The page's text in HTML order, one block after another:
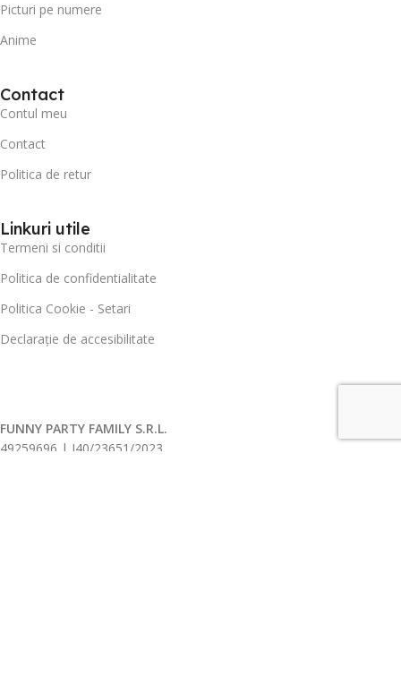
Picturi pe numere
Anime
Contact
Contul meu
Contact
Politica de retur
Linkuri utile
Termeni si conditii
Politica de confidentialitate
Politica Cookie - Setari
Declarație de accesibilitate
FUNNY PARTY FAMILY S.R.L.
49259696 | J40/23651/2023